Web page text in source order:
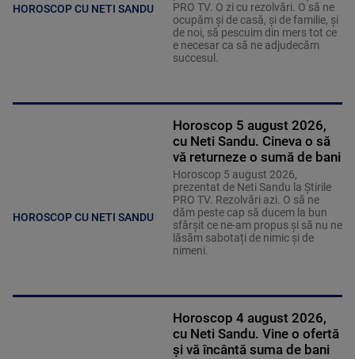
HOROSCOP CU NETI SANDU
PRO TV. O zi cu rezolvări. O să ne
ocupăm și de casă, și de familie, și
de noi, să pescuim din mers tot ce
e necesar ca să ne adjudecăm
succesul.
HOROSCOP CU NETI SANDU
Horoscop 5 august 2026,
cu Neti Sandu. Cineva o să
vă returneze o sumă de bani
Horoscop 5 august 2026,
prezentat de Neti Sandu la Știrile
PRO TV. Rezolvări azi. O să ne
dăm peste cap să ducem la bun
sfârșit ce ne-am propus și să nu ne
lăsăm sabotați de nimic și de
nimeni.
Horoscop 4 august 2026,
cu Neti Sandu. Vine o ofertă
și vă încântă suma de bani